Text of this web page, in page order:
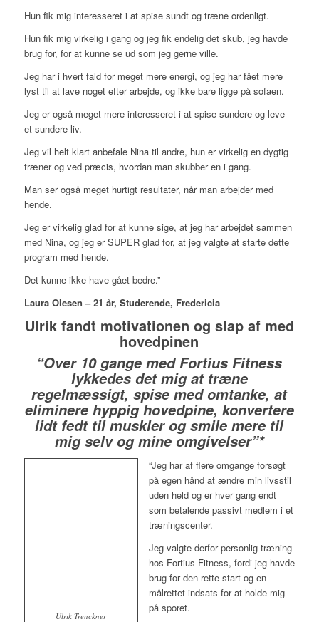
Hun fik mig interesseret i at spise sundt og træne ordenligt.
Hun fik mig virkelig i gang og jeg fik endelig det skub, jeg havde
brug for, for at kunne se ud som jeg gerne ville.
Jeg har i hvert fald for meget mere energi, og jeg har fået mere
lyst til at lave noget efter arbejde, og ikke bare ligge på sofaen.
Jeg er også meget mere interesseret i at spise sundere og leve
et sundere liv.
Jeg vil helt klart anbefale Nina til andre, hun er virkelig en dygtig
træner og ved præcis, hvordan man skubber en i gang.
Man ser også meget hurtigt resultater, når man arbejder med
hende.
Jeg er virkelig glad for at kunne sige, at jeg har arbejdet sammen
med Nina, og jeg er SUPER glad for, at jeg valgte at starte dette
program med hende.
Det kunne ikke have gået bedre.”
Laura Olesen – 21 år, Studerende, Fredericia
Ulrik fandt motivationen og slap af med
hovedpinen
“Over 10 gange med Fortius Fitness
lykkedes det mig at træne
regelmæssigt, spise med omtanke, at
eliminere hyppig hovedpine, konvertere
lidt fedt til muskler og smile mere til
mig selv og mine omgivelser”*
Ulrik Trenckner
“Jeg har af flere omgange forsøgt
på egen hånd at ændre min livsstil
uden held og er hver gang endt
som betalende passivt medlem i et
træningscenter.
Jeg valgte derfor personlig træning
hos Fortius Fitness, fordi jeg havde
brug for den rette start og en
målrettet indsats for at holde mig
på sporet.